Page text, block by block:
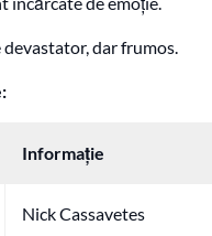
dar frumos.
Informație
Nick Cassavetes